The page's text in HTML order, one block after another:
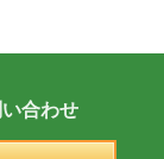
合わせ